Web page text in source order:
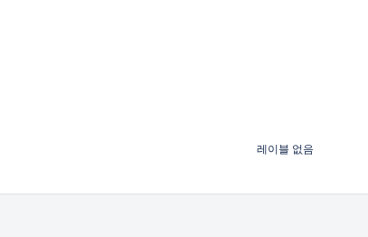
레이블 없음